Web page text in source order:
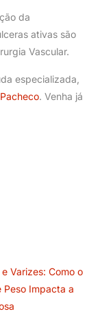
da
ativas são
Vascular.
especializada,
. Venha já
Varizes: Como o
Peso Impacta a